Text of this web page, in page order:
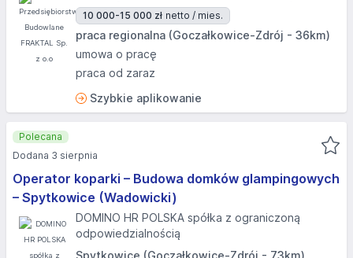
10 000-15 000 zł netto / mies.
praca regionalna (Goczałkowice-Zdrój - 36km)
umowa o pracę
praca od zaraz
Szybkie aplikowanie
Operator koparki – Budowa domków glampingowych
– Spytkowice (Wadowicki)
DOMINO HR POLSKA spółka z ograniczoną
odpowiedzialnością
Spytkowice (Goczałkowice-Zdrój - 73km)
Polecana
Dodana 3 sierpnia